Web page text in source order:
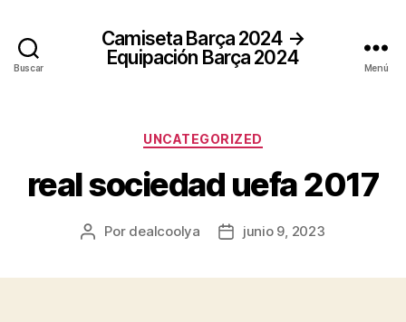
Buscar
Camiseta Barça 2024 →
Equipación Barça 2024
Menú
Categorías
UNCATEGORIZED
real sociedad uefa 2017
Autor
Por dealcoolya
Fechajunio 9, 2023